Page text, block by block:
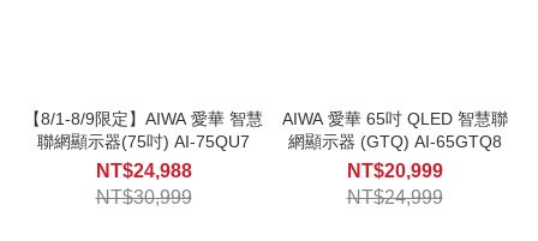
【8/1-8/9限定】AIWA 愛華 智慧
聯網顯示器(75吋) AI-75QU7
NT$24,988
NT$30,999
AIWA 愛華 65吋 QLED 智慧聯
網顯示器 (GTQ) AI-65GTQ8
NT$20,999
NT$24,999